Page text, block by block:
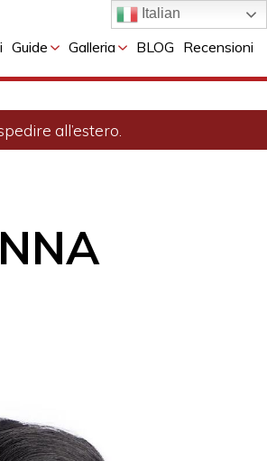
Italian
Guide Galleria BLOG Recensioni
all’estero.